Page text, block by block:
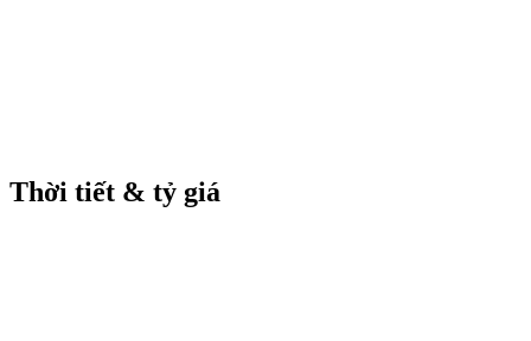
Thời tiết & tỷ giá